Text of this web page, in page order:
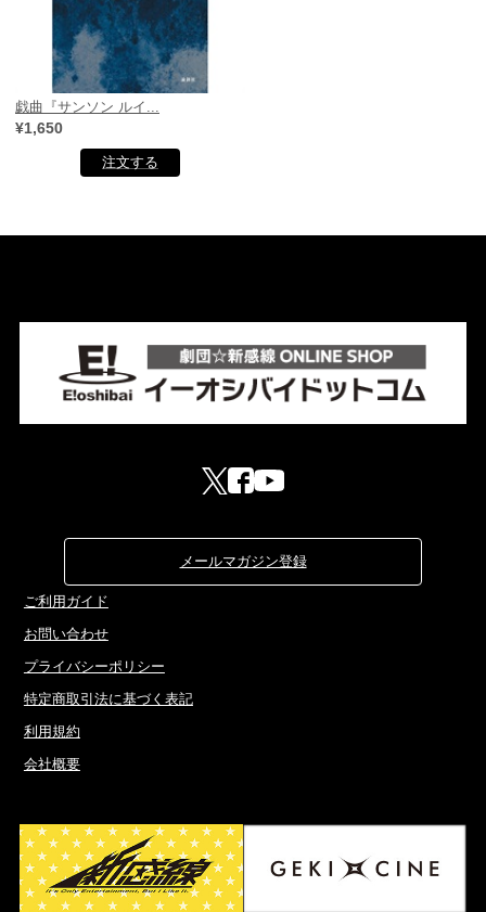
戯曲『サンソン ルイ...
¥1,650
メールマガジン登録
ご利用ガイド
お問い合わせ
プライバシーポリシー
特定商取引法に基づく表記
利用規約
会社概要